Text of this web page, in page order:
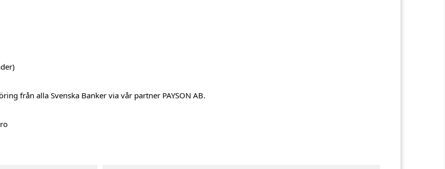
från alla Svenska Banker via vår partner PAYSON AB.